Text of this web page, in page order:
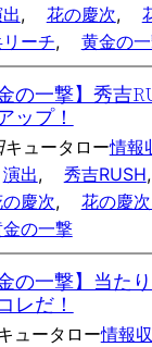
, 花の慶次,
ーチ, 黄金の
の一撃】秀吉
ップ！
キュータロー情報
演出, 秀吉RUSH,
慶次, 花の慶
の一撃
の一撃】当た
レだ！
ュータロー情報